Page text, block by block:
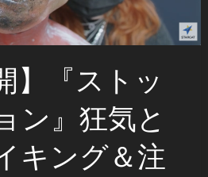
】『ストッ
ン』狂気と
キング＆注